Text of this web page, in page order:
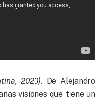
2020). De Alejandro
visiones que tiene un